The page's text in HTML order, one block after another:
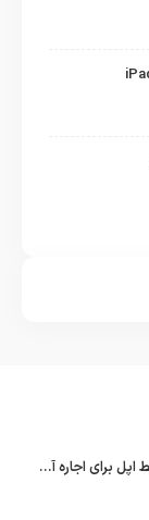
برنامه Apple Upgrade معرفی شد؛ شرایط اپل برای اجاره آیفون، آیپد، مک و اپل واچ